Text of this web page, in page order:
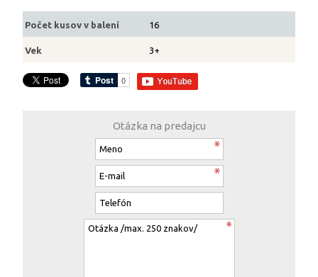
Počet kusov v balení 16
Vek 3+
Otázka na predajcu